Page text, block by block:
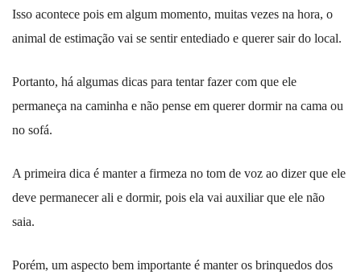
Isso acontece pois em algum momento, muitas vezes na hora, o
animal de estimação vai se sentir entediado e querer sair do local.
Portanto, há algumas dicas para tentar fazer com que ele
permaneça na caminha e não pense em querer dormir na cama ou
no sofá.
A primeira dica é manter a firmeza no tom de voz ao dizer que ele
deve permanecer ali e dormir, pois ela vai auxiliar que ele não
saia.
Porém, um aspecto bem importante é manter os brinquedos dos